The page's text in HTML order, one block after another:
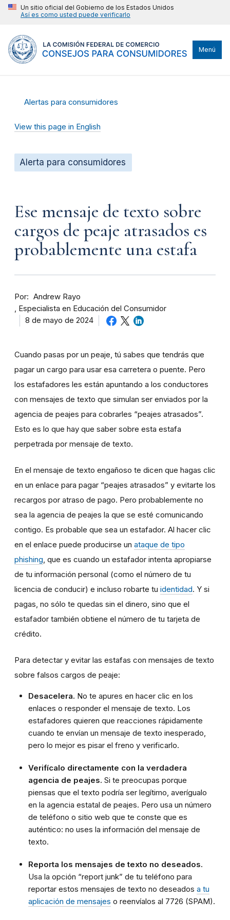
Un sitio oficial del Gobierno de los Estados Unidos
Así es como usted puede verificarlo
Menú
Alertas para consumidores
View this page in English
Alerta para consumidores
Ese mensaje de texto sobre
cargos de peaje atrasados es
probablemente una estafa
Por
Andrew Rayo
Especialista en Educación del Consumidor
8 de mayo de 2024
Cuando pasas por un peaje, tú sabes que tendrás que
pagar un cargo para usar esa carretera o puente. Pero
los estafadores les están apuntando a los conductores
con mensajes de texto que simulan ser enviados por la
agencia de peajes para cobrarles “peajes atrasados”.
Esto es lo que hay que saber sobre esta estafa
perpetrada por mensaje de texto.
En el mensaje de texto engañoso te dicen que hagas clic
en un enlace para pagar “peajes atrasados” y evitarte los
recargos por atraso de pago. Pero probablemente no
sea la agencia de peajes la que se esté comunicando
contigo. Es probable que sea un estafador. Al hacer clic
en el enlace puede producirse un ataque de tipo
phishing, que es cuando un estafador intenta apropiarse
de tu información personal (como el número de tu
licencia de conducir) e incluso robarte tu identidad. Y si
pagas, no sólo te quedas sin el dinero, sino que el
estafador también obtiene el número de tu tarjeta de
crédito.
Para detectar y evitar las estafas con mensajes de texto
sobre falsos cargos de peaje:
Desacelera. No te apures en hacer clic en los
enlaces o responder el mensaje de texto. Los
estafadores quieren que reacciones rápidamente
cuando te envían un mensaje de texto inesperado,
pero lo mejor es pisar el freno y verificarlo.
Verifícalo directamente con la verdadera
agencia de peajes. Si te preocupas porque
piensas que el texto podría ser legítimo, averígualo
en la agencia estatal de peajes. Pero usa un número
de teléfono o sitio web que te conste que es
auténtico: no uses la información del mensaje de
texto.
Reporta los mensajes de texto no deseados.
Usa la opción “report junk” de tu teléfono para
reportar estos mensajes de texto no deseados a tu
aplicación de mensajes o reenvíalos al 7726 (SPAM).